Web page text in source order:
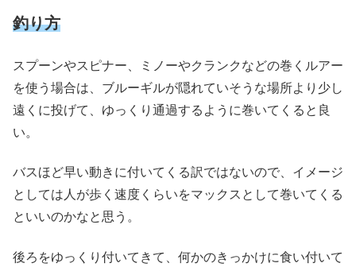
釣り方
スプーンやスピナー、ミノーやクランクなどの巻くルアー
を使う場合は、ブルーギルが隠れていそうな場所より少し
遠くに投げて、ゆっくり通過するように巻いてくると良
い。
バスほど早い動きに付いてくる訳ではないので、イメージ
としては人が歩く速度くらいをマックスとして巻いてくる
といいのかなと思う。
後ろをゆっくり付いてきて、何かのきっかけに食い付いて